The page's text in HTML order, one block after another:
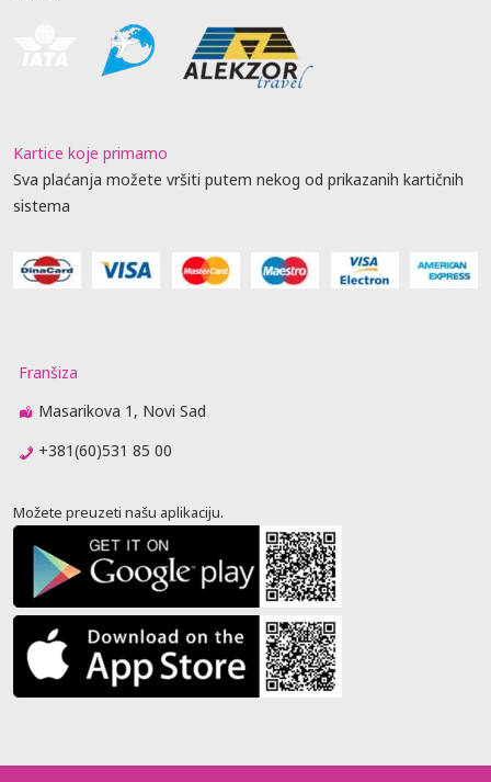
Kartice koje primamo
Sva plaćanja možete vršiti putem nekog od prikazanih kartičnih
sistema
Franšiza
Masarikova 1, Novi Sad
+381(60)531 85 00
Možete preuzeti našu aplikaciju.